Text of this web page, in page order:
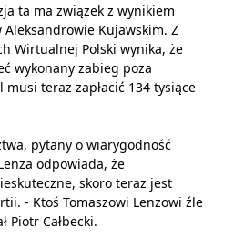
ta ma związek z wynikiem
Kujawskim. Z
Wirtualnej Polski wynika, że
wykonany zabieg poza
teraz zapłacić 134 tysiące
pytany o wiarygodność
odpowiada, że
skoro teraz jest
- Ktoś Tomaszowi Lenzowi źle
Piotr Całbecki.